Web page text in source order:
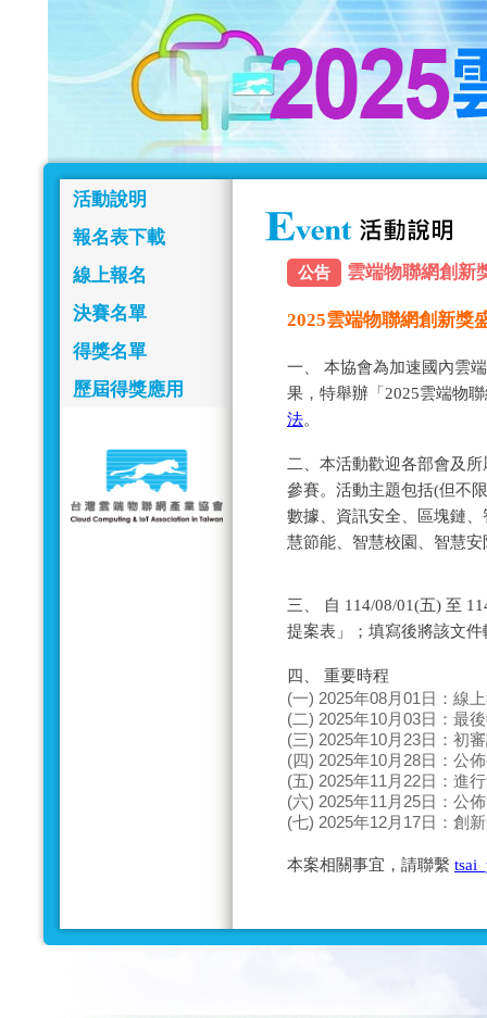
活動說明
報名表下載
線上報名
決賽名單
得獎名單
歷屆得獎應用
公告 雲端物聯網創新
2025雲端物聯網創新獎
一、 本協會為加速國內雲
果，特舉辦「2025雲端物
法。
二、本活動歡迎各部會及
參賽。活動主題包括(但不
數據、資訊安全、區塊鏈
慧節能、智慧校園、智慧
三、 自 114/08/01(五) 至
提案表」；填寫後將該文
四、 重要時程
(一) 2025年08月01日：線
(二) 2025年10月03日：最
(三) 2025年10月23日：初
(四) 2025年10月28日：公
(五) 2025年11月22日：進
(六) 2025年11月25日：公
(七) 2025年12月17日：創
本案相關事宜，請聯繫